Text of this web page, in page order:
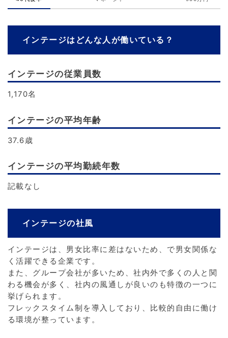
インテージはどんな人が働いている？
インテージの従業員数
1,170名
インテージの平均年齢
37.6歳
インテージの平均勤続年数
記載なし
インテージの社風
インテージは、男女比率に差はないため、で男女関係な
く活躍できる企業です。
また、グループ会社が多いため、社内外で多くの人と関
わる機会が多く、社内の風通しが良いのも特徴の一つに
挙げられます。
フレックスタイム制を導入しており、比較的自由に働け
る環境が整っています。